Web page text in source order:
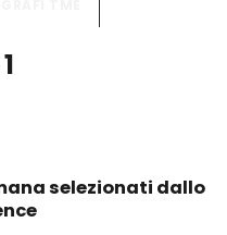
selezionati dallo